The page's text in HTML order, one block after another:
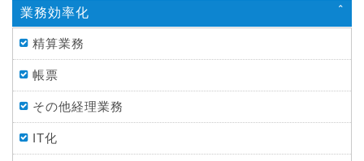
業務効率化
精算業務
帳票
その他経理業務
IT化